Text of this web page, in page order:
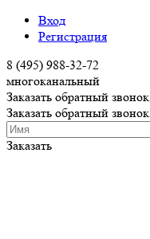
Вход
Регистрация
8 (495) 988-32-72
многоканальный
Заказать обратный звонок
Заказать обратный звонок
Заказать